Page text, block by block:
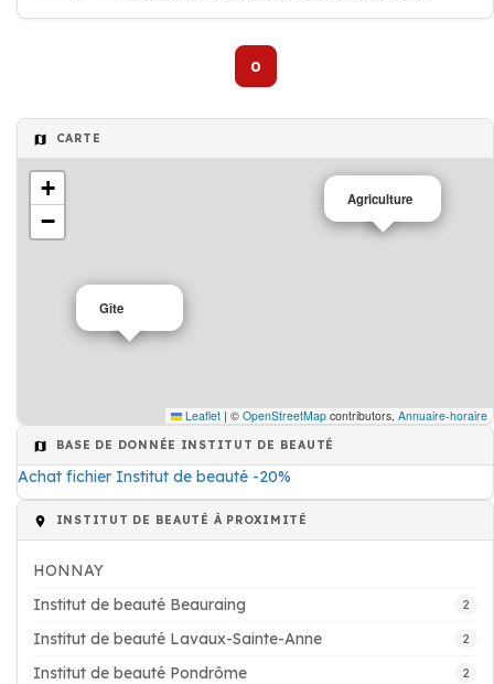
0
CARTE
Gîte
Agriculture
+
−
Leaflet | © OpenStreetMap contributors, Annuaire-horaire
BASE DE DONNÉE INSTITUT DE BEAUTÉ
Achat fichier Institut de beauté -20%
INSTITUT DE BEAUTÉ À PROXIMITÉ
HONNAY
Institut de beauté Beauraing
2
Institut de beauté Lavaux-Sainte-Anne 2
Institut de beauté Pondrôme 2